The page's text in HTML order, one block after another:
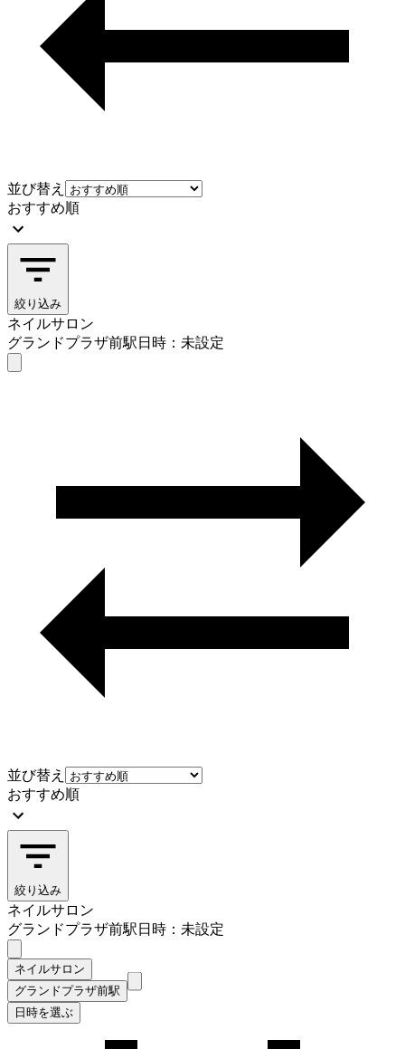
並び替え
おすすめ順
絞り込み
ネイルサロン
グランドプラザ前駅日時：未設定
並び替え
おすすめ順
絞り込み
ネイルサロン
グランドプラザ前駅日時：未設定
ネイルサロン
グランドプラザ前駅
日時を選ぶ